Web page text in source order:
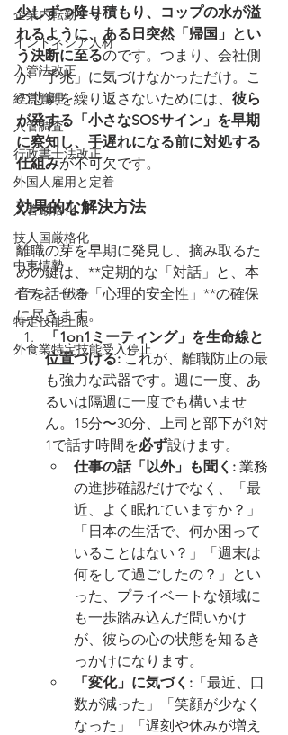
企業内転勤２号
インドネシア人材
入管法改正
経営管理
入管調査
行政書士法改正
外国人雇用と定着
入管厳格化
技人国厳格化
中東情勢
イラン 戦争
特定技能上限
外食業特定技能受入停止
少しずつ降り積もり、コップの水が溢
れるように、ある日突然「帰国」とい
う決断に至るのです。つまり、会社側
が「予兆」に気づけなかっただけ。こ
の悲劇を繰り返さないためには、 彼ら
が発する「小さなSOSサイン」を早期
に察知し、手遅れになる前に対処する
仕組みが不可欠です。
効果的な解決方法
離職の芽を早期に発見し、摘み取るた
めの鍵は、**定期的な「対話」と、本
音を話せる「心理的安全性」**の確保
に尽きます。
「1on1ミーティング」を生命線と
位置づける: これが、離職防止の最
も強力な武器です。週に一度、あ
るいは隔週に一度でも構いませ
ん。15分〜30分、上司と部下が1対
1で話す時間を必ず設けます。
仕事の話「以外」も聞く: 業務
の進捗確認だけでなく、「最
近、よく眠れていますか？」
「日本の生活で、何か困って
いることはない？」「週末は
何をして過ごしたの？」とい
った、プライベートな領域に
も一歩踏み込んだ問いかけ
が、彼らの心の状態を知るき
っかけになります。
「変化」に気づく: 「最近、口
数が減った」「笑顔が少なく
なった」「遅刻や休みが増え